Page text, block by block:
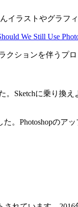
イラストやグラフ
We Still Use
クションを伴うプ
Sketchに乗り換
。Photoshopのアッ